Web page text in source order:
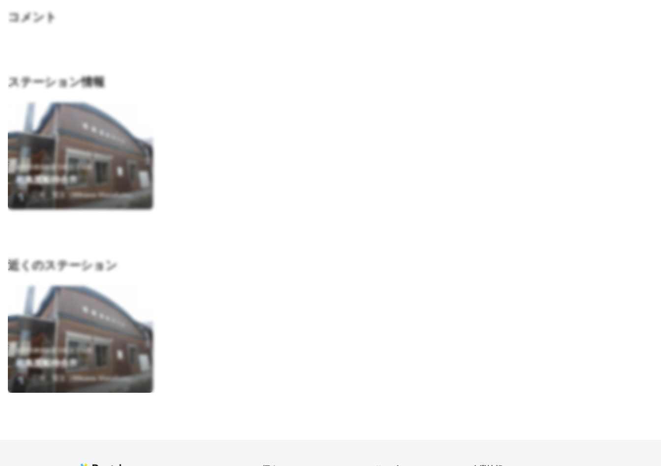
コメント
ステーション情報
福岡県糟屋郡新宮町大字相島
相島渡船待合所
三河 賢文（Mikawa Masafumi）
近くのステーション
福岡県糟屋郡新宮町大字相島
相島渡船待合所
三河 賢文（Mikawa Masafumi）